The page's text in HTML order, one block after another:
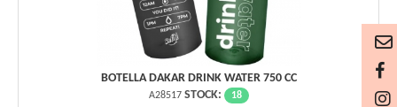
BOTELLA DAKAR DRINK WATER 750 CC
A28517 STOCK: 18